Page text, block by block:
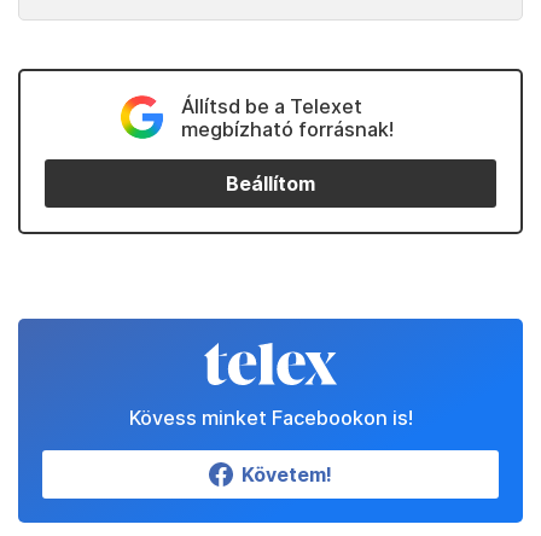
Állítsd be a Telexet
megbízható forrásnak!
Beállítom
Kövess minket Facebookon is!
Követem!